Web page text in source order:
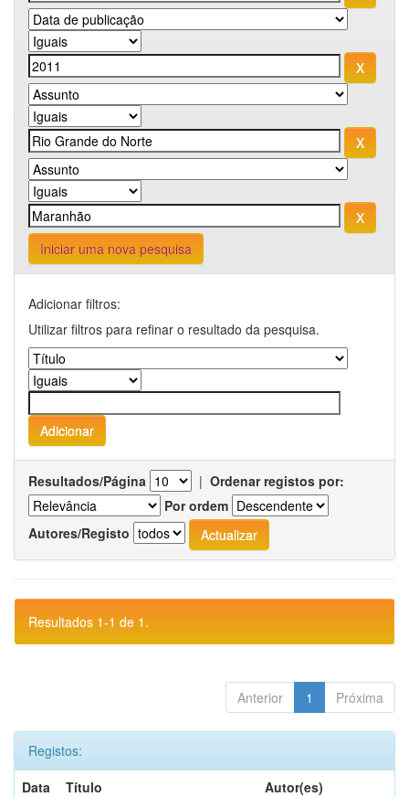
Iniciar uma nova pesquisa
Adicionar filtros:
Utilizar filtros para refinar o resultado da pesquisa.
Resultados/Página | Ordenar registos por:
Por ordem
Autores/Registo
Resultados 1-1 de 1.
Anterior 1 Próxima
Registos:
Data
Título
Autor(es)